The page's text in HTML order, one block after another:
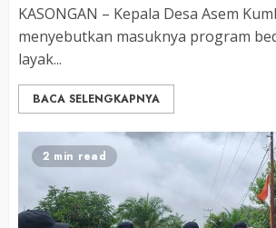
KASONGAN – Kepala Desa Asem
menyebutkan masuknya program
layak...
BACA SELENGKAPNYA
2 min read